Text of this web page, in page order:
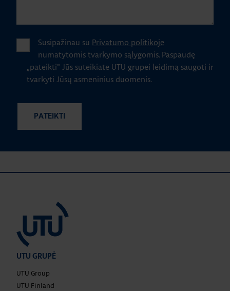
Susipažinau su Privatumo politikoje
numatytomis tvarkymo sąlygomis. Paspaudę
„pateikti" Jūs suteikiate UTU grupei leidimą saugoti ir
tvarkyti Jūsų asmeninius duomenis.
UTU GRUPĖ
UTU Group
UTU Finland